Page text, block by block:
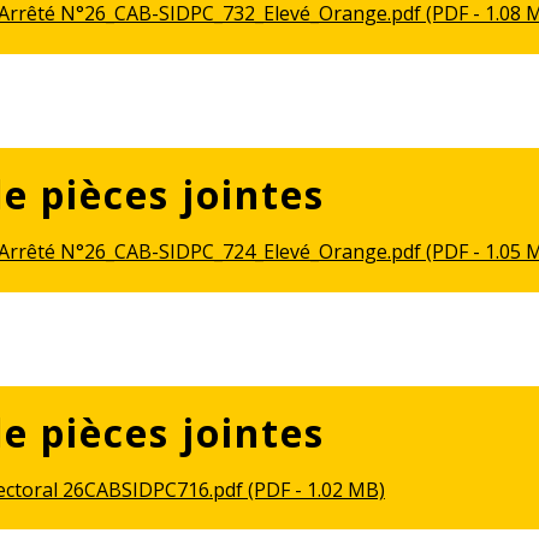
N°26_CAB-SIDPC_732_Elevé_Orange.pdf (PDF - 1.08
pièces jointes
N°26_CAB-SIDPC_724_Elevé_Orange.pdf (PDF - 1.05
pièces jointes
26CABSIDPC716.pdf (PDF - 1.02 MB)